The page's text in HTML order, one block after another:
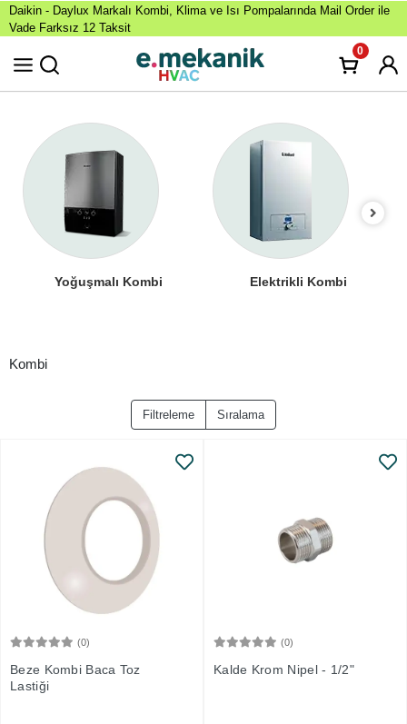
Daikin - Daylux Markalı Kombi, Klima ve Isı Pompalarında Mail Order ile
Vade Farksız 12 Taksit
0
Yoğuşmalı Kombi Elektrikli Kombi
Kombi
Filtreleme Sıralama
(0)
Beze Kombi Baca Toz
Lastiği
(0)
Kalde Krom Nipel - 1/2"